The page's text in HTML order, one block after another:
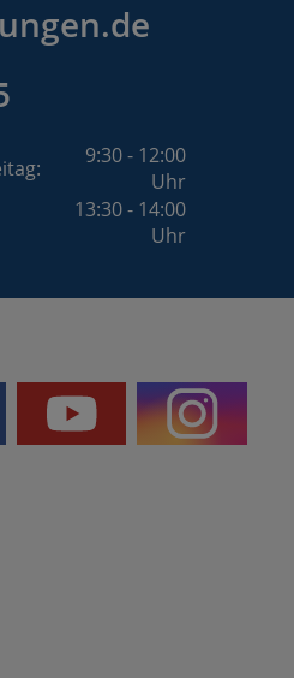
9:30 - 12:00
Uhr
13:30 - 14:00
Uhr